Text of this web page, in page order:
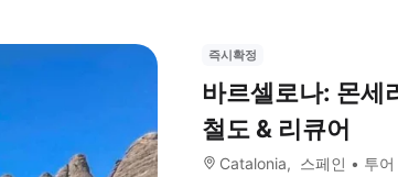
즉시확정
바르셀로나: 몬세
철도 & 리큐어
Catalonia 스페인 투어